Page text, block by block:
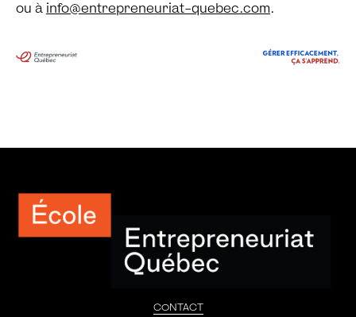
ou à info@entrepreneuriat-quebec.com.
CONTACT